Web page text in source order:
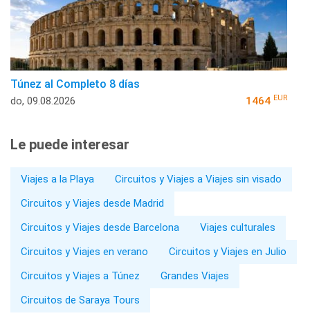
Túnez al Completo 8 días
do, 09.08.2026 1464 EUR
Le puede interesar
Viajes a la Playa
Circuitos y Viajes a Viajes sin visado
Circuitos y Viajes desde Madrid
Circuitos y Viajes desde Barcelona
Viajes culturales
Circuitos y Viajes en verano
Circuitos y Viajes en Julio
Circuitos y Viajes a Túnez
Grandes Viajes
Circuitos de Saraya Tours